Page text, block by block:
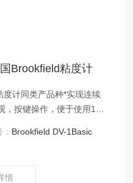
Brookfield粘度计
度计同类产品种*实现连续
按键操作，便于使用18
能（设定达到扭矩的时
RANGE键可实现粘度Z
Brookfield DV-1Basic
情